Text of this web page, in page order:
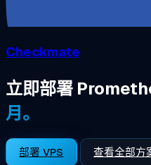
Checkmate
立即部署
月。
部署 VPS 查看全部方